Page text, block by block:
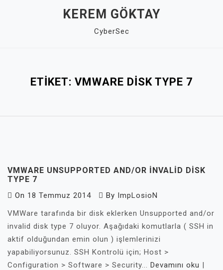
KEREM GÖKTAY
CyberSec
ETIKET: VMWARE DISK TYPE 7
VMWARE UNSUPPORTED AND/OR INVALID DISK
TYPE 7
On 18 Temmuz 2014 By ImpLosioN
VMWare tarafında bir disk eklerken Unsupported and/or
invalid disk type 7 oluyor. Aşağıdaki komutlarla ( SSH in
aktif olduğundan emin olun ) işlemlerinizi
yapabiliyorsunuz. SSH Kontrolü için; Host >
Configuration > Software > Security... Devamını oku |